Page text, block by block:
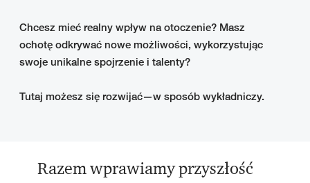
Chcesz mieć realny wpływ na otoczenie? Masz
ochotę odkrywać nowe możliwości, wykorzystując
swoje unikalne spojrzenie i talenty?
Tutaj możesz się rozwijać—w sposób wykładniczy.
Razem wprawiamy przyszłość